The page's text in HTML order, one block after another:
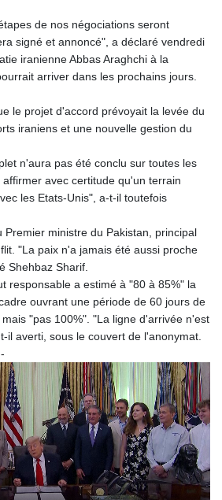
de nos négociations seront
signé et annoncé", a déclaré vendredi
iranienne Abbas Araghchi à la
arriver dans les prochains jours.
le projet d'accord prévoyait la levée du
iraniens et une nouvelle gestion du
n'aura pas été conclu sur toutes les
avec certitude qu'un terrain
les Etats-Unis", a-t-il toutefois
Premier ministre du Pakistan, principal
"La paix n'a jamais été aussi proche
Shehbaz Sharif.
responsable a estimé à "80 à 85%" la
ouvrant une période de 60 jours de
"pas 100%". "La ligne d'arrivée n'est
il averti, sous le couvert de l'anonymat.